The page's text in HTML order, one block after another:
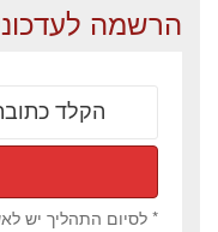
הרשמה
* לסיום התהליך יש